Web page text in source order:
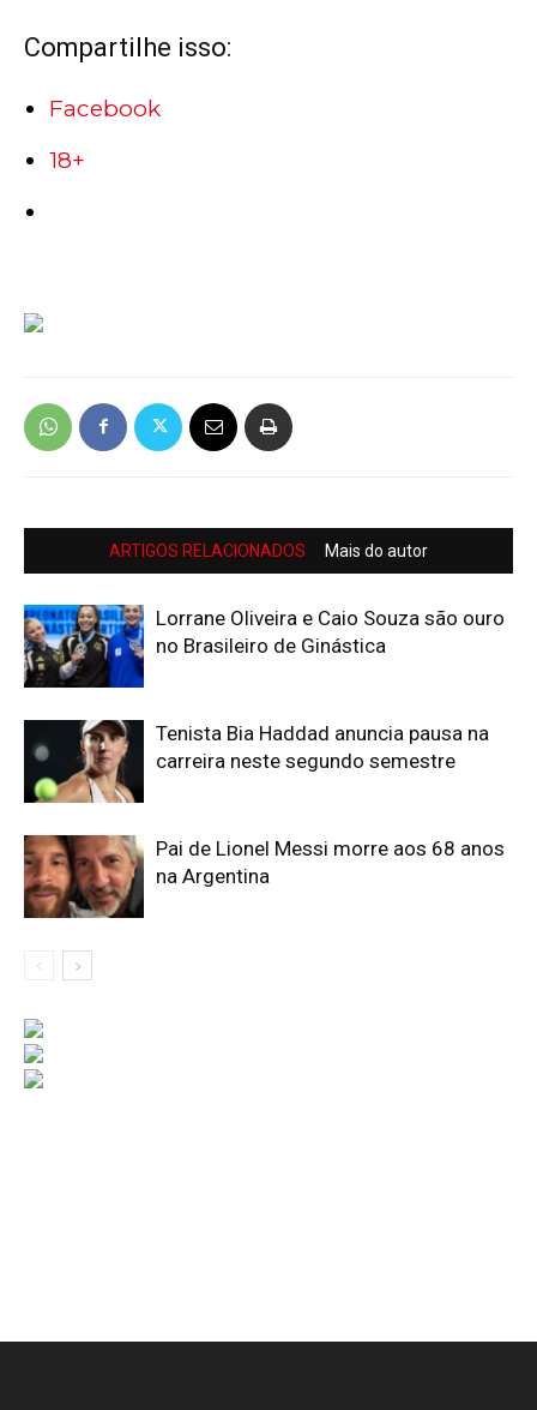
Compartilhe isso:
Facebook
18+
ARTIGOS RELACIONADOS Mais do autor
Lorrane Oliveira e Caio Souza são ouro
no Brasileiro de Ginástica
Tenista Bia Haddad anuncia pausa na
carreira neste segundo semestre
Pai de Lionel Messi morre aos 68 anos
na Argentina